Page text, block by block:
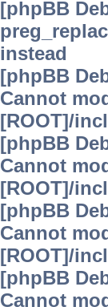
[phpBB
instead
[phpBB
Cannot
[ROOT]/
[phpBB
Cannot
[ROOT]/
[phpBB
Cannot
[ROOT]/
[phpBB
Cannot